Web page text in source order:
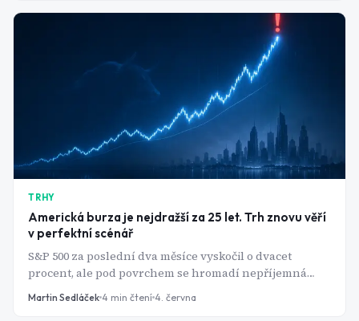
TRHY
Americká burza je nejdražší za 25 let. Trh znovu věří
v perfektní scénář
S&P 500 za poslední dva měsíce vyskočil o dvacet
procent, ale pod povrchem se hromadí nepříjemná
čísla. Inflace zrychluje, ekonomika zpomaluje a
Martin Sedláček 4 min čtení 4. června